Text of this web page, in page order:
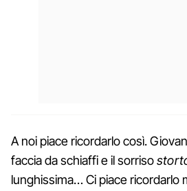
A noi piace ricordarlo così.
faccia da schiaffi e il sorriso
lunghissima… Ci piace ricordarlo